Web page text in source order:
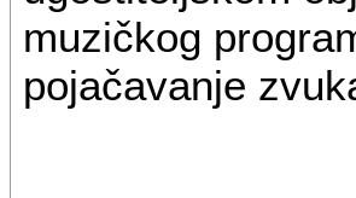
muzičkog
pojačavanje